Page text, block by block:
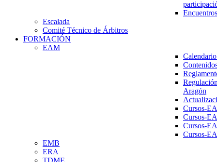
Escalada
Comité Técnico de Árbitros
FORMACIÓN
EAM
Aragón
Cursos-
Cursos-
Cursos-
Cursos-
EMB
ERA
TDME